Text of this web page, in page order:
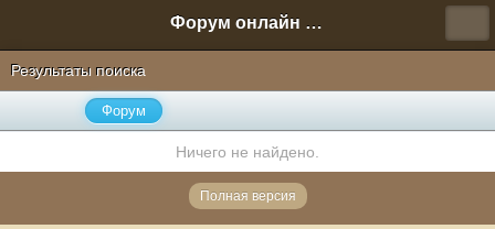
Форум онлайн игры "Новая Эра" (Нюра Биз)
Результаты поиска
Форум
Ничего не найдено.
Полная версия